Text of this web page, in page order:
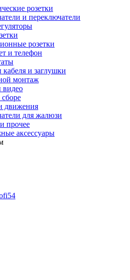
розетки
и переключатели
розетки
и телефон
и заглушки
монтаж
видео
движения
для жалюзи
прочее
аксессуары